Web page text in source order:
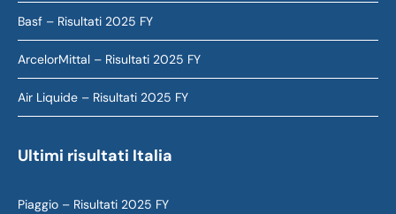
Basf – Risultati 2025 FY
ArcelorMittal – Risultati 2025 FY
Air Liquide – Risultati 2025 FY
Ultimi risultati Italia
Piaggio – Risultati 2025 FY